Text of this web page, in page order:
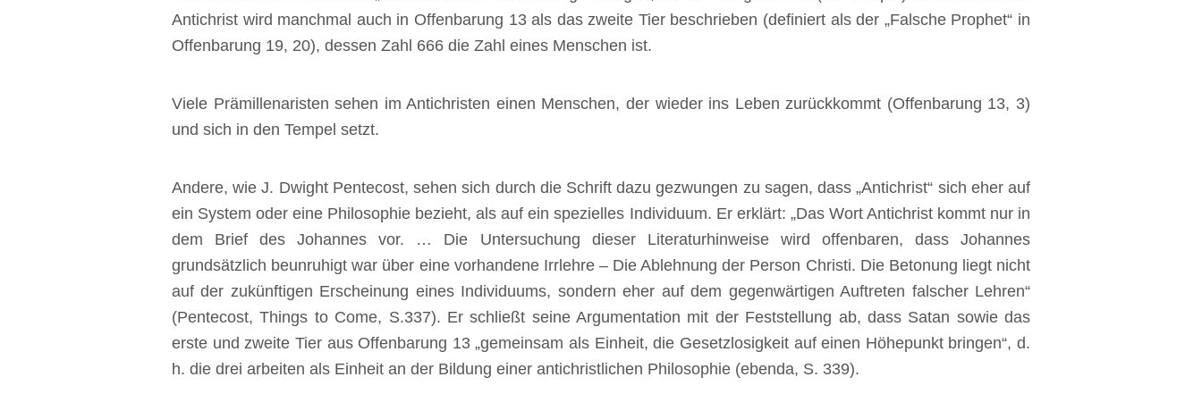
Antichrist wird manchmal auch in Offenbarung 13 als das zweite Tier beschrieben (definiert als der „Falsche Prophet“ in
Offenbarung 19, 20), dessen Zahl 666 die Zahl eines Menschen ist.
‍Viele Prämillenaristen sehen im Antichristen einen Menschen, der wieder ins Leben zurückkommt (Offenbarung 13, 3)
und sich in den Tempel setzt.
‍Andere, wie J. Dwight Pentecost, sehen sich durch die Schrift dazu gezwungen zu sagen, dass „Antichrist“ sich eher auf
ein System oder eine Philosophie bezieht, als auf ein spezielles Individuum. Er erklärt: „Das Wort Antichrist kommt nur in
dem Brief des Johannes vor. … Die Untersuchung dieser Literaturhinweise wird offenbaren, dass Johannes
grundsätzlich beunruhigt war über eine vorhandene Irrlehre – Die Ablehnung der Person Christi. Die Betonung liegt nicht
auf der zukünftigen Erscheinung eines Individuums, sondern eher auf dem gegenwärtigen Auftreten falscher Lehren“
(Pentecost, Things to Come, S.337). Er schließt seine Argumentation mit der Feststellung ab, dass Satan sowie das
erste und zweite Tier aus Offenbarung 13 „gemeinsam als Einheit, die Gesetzlosigkeit auf einen Höhepunkt bringen“, d.
h. die drei arbeiten als Einheit an der Bildung einer antichristlichen Philosophie (ebenda, S. 339).